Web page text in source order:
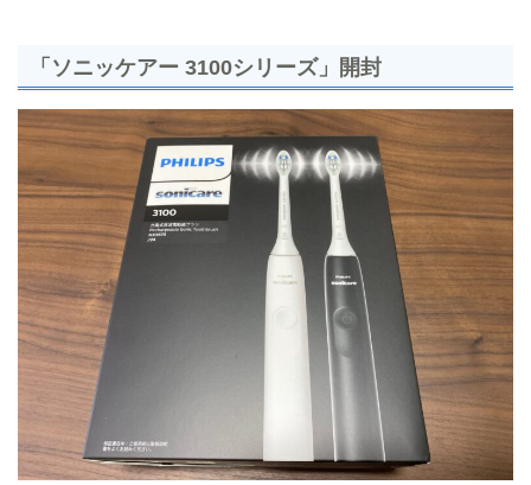
「ソニッケアー 3100シリーズ」開封